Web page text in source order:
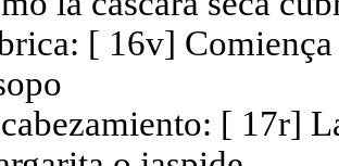
[ 16v]
[ 17r]